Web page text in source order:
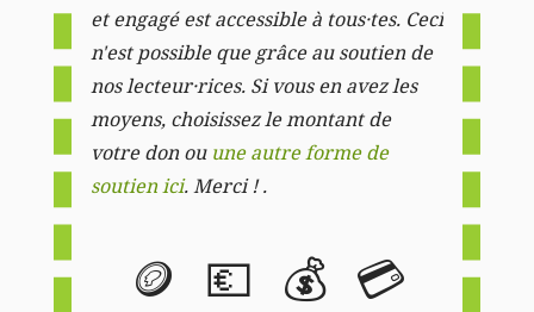
et engagé est accessible à tous·tes. Ceci
n'est possible que grâce au soutien de
nos lecteur·rices. Si vous en avez les
moyens, choisissez le montant de
votre don ou une autre forme de
soutien ici. Merci ! .
🪙 💶 💰 💳